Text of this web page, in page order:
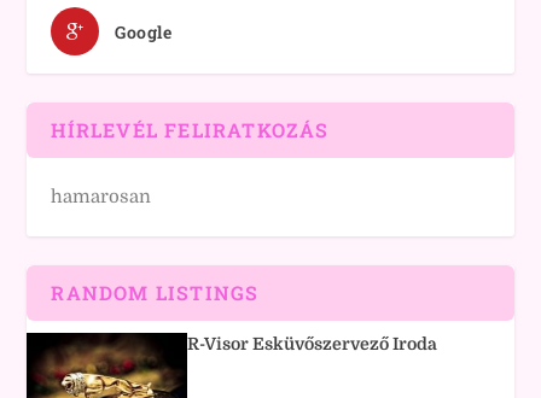
Google
HÍRLEVÉL FELIRATKOZÁS
hamarosan
RANDOM LISTINGS
R-Visor Esküvőszervező Iroda